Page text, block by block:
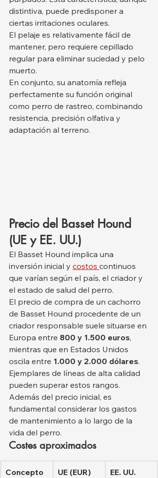
distintiva, puede predisponer a
ciertas irritaciones oculares.
El pelaje es relativamente fácil de
mantener, pero requiere cepillado
regular para eliminar suciedad y pelo
muerto.
En conjunto, su anatomía refleja
perfectamente su función original
como perro de rastreo, combinando
resistencia, precisión olfativa y
adaptación al terreno.
Precio del Basset Hound
(UE y EE. UU.)
El Basset Hound implica una
inversión inicial y costos continuos
que varían según el país, el criador y
el estado de salud del perro.
El precio de compra de un cachorro
de Basset Hound procedente de un
criador responsable suele situarse en
Europa entre 800 y 1.500 euros,
mientras que en Estados Unidos
oscila entre 1.000 y 2.000 dólares.
Ejemplares de líneas de alta calidad
pueden superar estos rangos.
Además del precio inicial, es
fundamental considerar los gastos
de mantenimiento a lo largo de la
vida del perro.
Costes aproximados
Concepto UE (EUR)
EE. UU.